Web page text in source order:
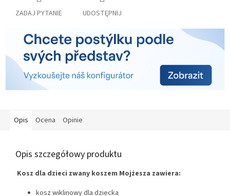
ZADAJ PYTANIE UDOSTĘPNIJ
Opis Ocena Opinie
Opis szczegółowy produktu
Kosz dla dzieci zwany koszem Mojżesza zawiera:
kosz wiklinowy dla dziecka